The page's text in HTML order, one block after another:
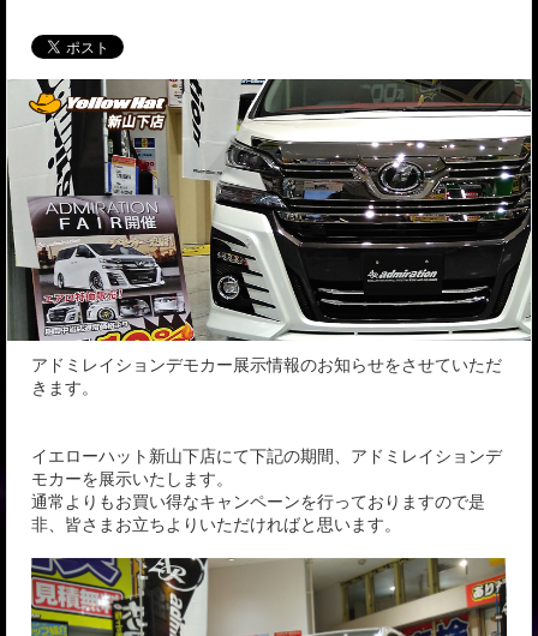
アドミレイションデモカー展示情報のお知らせをさせていただ
きます。
イエローハット新山下店にて下記の期間、アドミレイションデ
モカーを展示いたします。
通常よりもお買い得なキャンペーンを行っておりますので是
非、皆さまお立ちよりいただければと思います。